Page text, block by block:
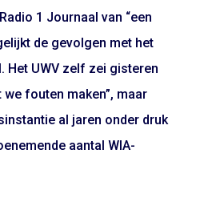
1 Journaal van “een
de gevolgen met het
Het UWV zelf zei gisteren
we fouten maken”, maar
al jaren onder druk
aantal WIA-